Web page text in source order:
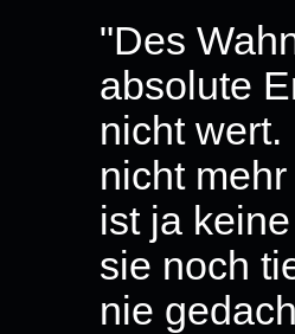
"Des
absolute
nicht
nicht
ist ja
sie noch
nie